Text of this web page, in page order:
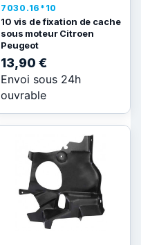
7030.16*10
10 vis de fixation de cache
sous moteur Citroen
Peugeot
13,90 €
Envoi sous 24h
ouvrable